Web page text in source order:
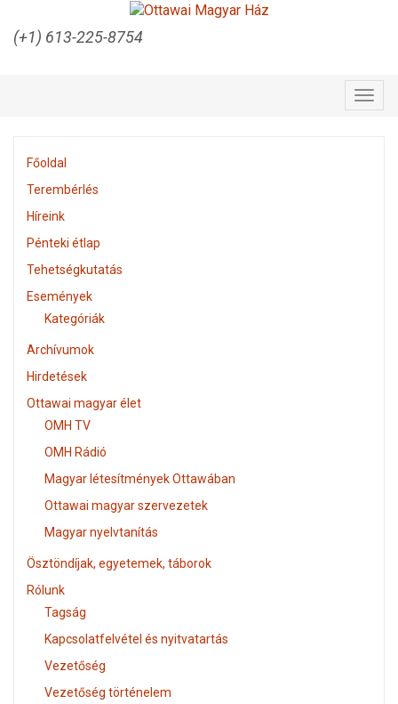
(+1) 613-225-8754
Főoldal
Terembérlés
Híreink
Pénteki étlap
Tehetségkutatás
Események
Kategóriák
Archívumok
Hirdetések
Ottawai magyar élet
OMH TV
OMH Rádió
Magyar létesítmények Ottawában
Ottawai magyar szervezetek
Magyar nyelvtanítás
Ösztöndíjak, egyetemek, táborok
Rólunk
Tagság
Kapcsolatfelvétel és nyitvatartás
Vezetőség
Vezetőség történelem